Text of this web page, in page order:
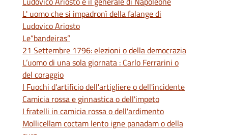
L' uomo che si impadronì della falange di
Ludovico Ariosto
Le“bandeiras”
21 Settembre 1796: elezioni o della democrazia
L’uomo di una sola giornata : Carlo Ferrarini o
del coraggio
I Fuochi d'artificio dell'artigliere o dell'incidente
Camicia rossa e ginnastica o dell'impeto
I fratelli in camicia rossa o dell'ardimento
Mollicellam coctam lento igne panadam o della